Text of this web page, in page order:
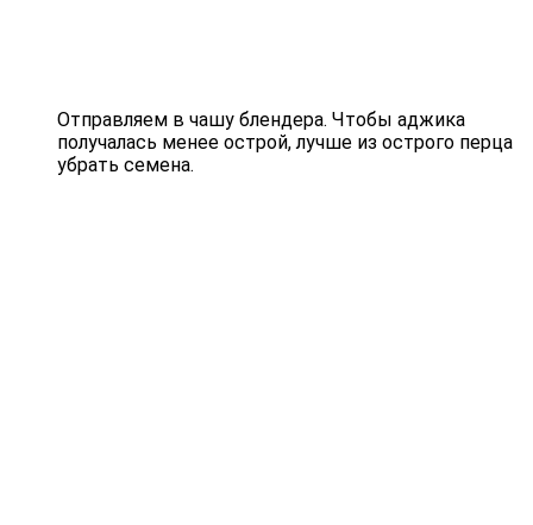
Отправляем в чашу блендера. Чтобы аджика
получалась менее острой, лучше из острого перца
убрать семена.